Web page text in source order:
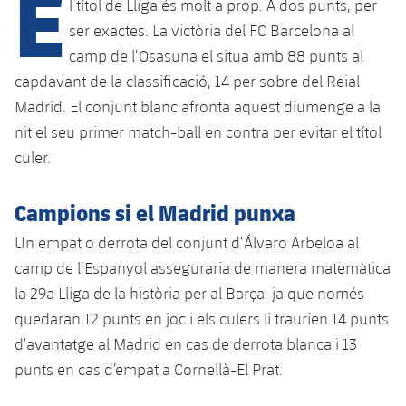
plusicon
més
Instal·lacions
Palau Blaugrana
Estadi Johan Cruyff
Barça Cafe
Ciutat Esportiva
plusicon
més
Serveis
plusicon
més
SUB13
SUB12
SUB11 A
SUB10 A
SUB10 B
SUB9 A
SUB9 B
SUB13 B
SUB12 C
SUB11 C
Entrades
Gameday Shows
Resultats
Fotos
Història
Palmarès
Base
Barça Atlètic
Junior
Cadet A
Infantil A
Infantil B
Mini
Campus Estiu
PLUSICON
Primer Equip
plusicon
més
Entrades
Resultats
Classificació
Jugadors
Actualitat
Calendari
Resultats
Classificació
Base
plusicon
més
Actualitat
Juvenil
Cadet A
PLUSICON
MÉS
Primer equip
plusicon
més
Actualitat
Barça Atlètic
plusicon
l títol de Lliga és molt a prop. A dos punts, per
ser exactes. La victòria del FC Barcelona al
camp de l’Osasuna el situa amb 88 punts al
capdavant de la classificació, 14 per sobre del Reial
Madrid. El conjunt blanc afronta aquest diumenge a la
nit el seu primer match-ball en contra per evitar el títol
culer.
Campions si el Madrid punxa
Un empat o derrota del conjunt d’Álvaro Arbeloa al
camp de l’Espanyol asseguraria de manera matemàtica
la 29a Lliga de la història per al Barça, ja que només
quedaran 12 punts en joc i els culers li traurien 14 punts
d’avantatge al Madrid en cas de derrota blanca i 13
punts en cas d’empat a Cornellà-El Prat.